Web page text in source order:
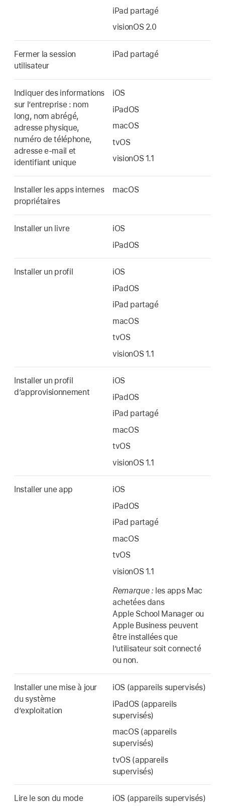
iPad partagé
visionOS 2.0
Fermer la session
utilisateur
iPad partagé
Indiquer des informations
sur lʼentreprise : nom
long, nom abrégé,
adresse physique,
numéro de téléphone,
adresse e-mail et
identifiant unique
iOS
iPadOS
macOS
tvOS
visionOS 1.1
Installer les apps internes
propriétaires
macOS
Installer un livre
iOS
iPadOS
Installer un profil
iOS
iPadOS
iPad partagé
macOS
tvOS
visionOS 1.1
Installer un profil
d’approvisionnement
iOS
iPadOS
iPad partagé
macOS
tvOS
visionOS 1.1
Installer une app
iOS
iPadOS
iPad partagé
macOS
tvOS
visionOS 1.1
Remarque : les apps Mac
achetées dans
Apple School Manager ou
Apple Business peuvent
être installées que
l’utilisateur soit connecté
ou non.
Installer une mise à jour
du système
d’exploitation
iOS (appareils supervisés)
iPadOS (appareils
supervisés)
macOS (appareils
supervisés)
tvOS (appareils
supervisés)
Lire le son du mode
iOS (appareils supervisés)